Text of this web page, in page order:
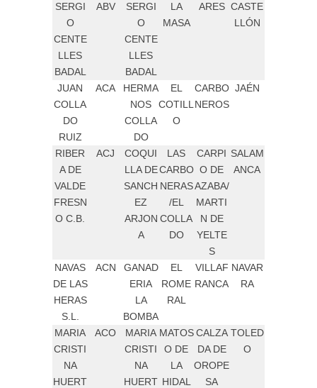
SERGI
O
CENTE
LLES
BADAL
ABV
SERGI
O
CENTE
LLES
BADAL
LA
MASA
ARES CASTE
LLÓN
JUAN
COLLA
DO
RUIZ
ACA
HERMA
NOS
COLLA
DO
EL
COTILL
O
CARBO
NEROS
JAÉN
RIBER
A DE
VALDE
FRESN
O C.B.
ACJ
COQUI
LLA DE
SANCH
EZ
ARJON
A
LAS
CARBO
NERAS
/EL
COLLA
DO
CARPI
O DE
AZABA/
MARTI
N DE
YELTE
S
SALAM
ANCA
NAVAS
DE LAS
HERAS
S.L.
ACN
GANAD
ERIA
LA
BOMBA
EL
ROME
RAL
VILLAF
RANCA
NAVAR
RA
MARIA
CRISTI
NA
HUERT
ACO
MARIA
CRISTI
NA
HUERT
MATOS
O DE
LA
HIDAL
CALZA
DA DE
OROPE
SA
TOLED
O